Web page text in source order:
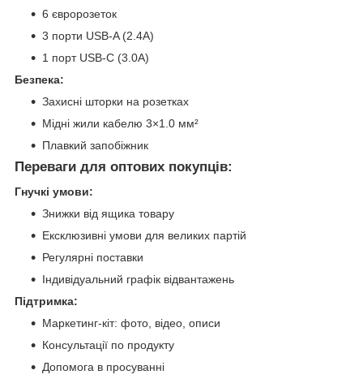
6 євророзеток
3 порти USB-A (2.4A)
1 порт USB-C (3.0A)
Безпека:
Захисні шторки на розетках
Мідні жили кабелю 3×1.0 мм²
Плавкий запобіжник
Переваги для оптових покупців:
Гнучкі умови:
Знижки від ящика товару
Ексклюзивні умови для великих партій
Регулярні поставки
Індивідуальний графік відвантажень
Підтримка:
Маркетинг-кіт: фото, відео, описи
Консультації по продукту
Допомога в просуванні